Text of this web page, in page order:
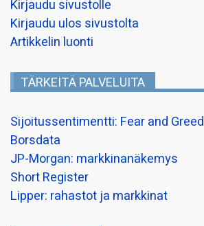
Kirjaudu sivustolle
Kirjaudu ulos sivustolta
Artikkelin luonti
TÄRKEITÄ PALVELUITA
Sijoitussentimentti: Fear and Greed
Borsdata
JP-Morgan: markkinanäkemys
Short Register
Lipper: rahastot ja markkinat